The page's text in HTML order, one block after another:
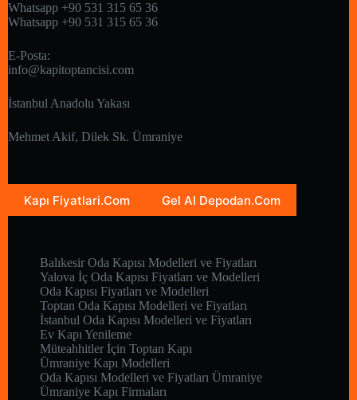
Whatsapp +90 531 315 65 36
Whatsapp +90 531 315 65 36
E-Posta:
info@kapitoptancisi.com
İstanbul Anadolu Yakası
Mehmet Akif, Dilek Sk. Ümraniye
Kapı Fiyatlari.Com Gel Al Depodan.Com
Balıkesir Oda Kapısı Modelleri ve Fiyatları
Yalova İç Oda Kapısı Fiyatları ve Modelleri
Oda Kapısı Fiyatları ve Modelleri
Toptan Oda Kapısı Modelleri ve Fiyatları
İstanbul Oda Kapısı Modelleri ve Fiyatları
Ev Kapı Yenileme
Müteahhitler İçin Toptan Kapı
Ümraniye Kapı Modelleri
Oda Kapısı Modelleri ve Fiyatları Ümraniye
Ümraniye Kapı Firmaları